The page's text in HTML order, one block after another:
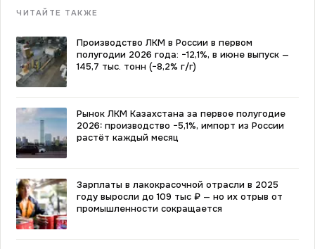
ЧИТАЙТЕ ТАКЖЕ
Производство ЛКМ в России в первом
полугодии 2026 года: −12,1%, в июне выпуск —
145,7 тыс. тонн (−8,2% г/г)
Рынок ЛКМ Казахстана за первое полугодие
2026: производство −5,1%, импорт из России
растёт каждый месяц
Зарплаты в лакокрасочной отрасли в 2025
году выросли до 109 тыс ₽ — но их отрыв от
промышленности сокращается